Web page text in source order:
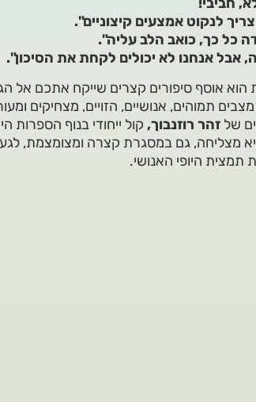
לנקוט אמצעים קיצוניים".
כל כך, כואב הלב עליה".
אבל אנחנו לא יכולים לקחת את הסיכון".
אוסף סיפורים קצרים שייקח אתכם אל
תמוהים, אנושיים, הזויים, מצחיקים
של זהר רוזנבוך, קול ייחודי בנוף
מצליחה, גם במסגרת קצרה ומצומצמת, לגעת
תמצית היופי האנושי.